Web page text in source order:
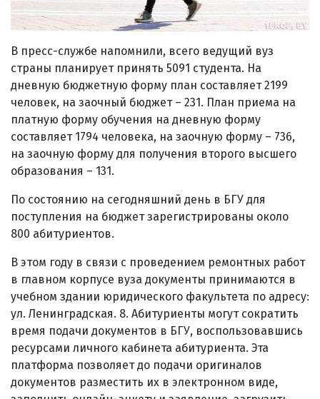
В пресс-службе напомнили, всего ведущий вуз
страны планирует принять 5091 студента. На
дневную бюджетную форму план составляет 2199
человек, на заочный бюджет – 231. План приема на
платную форму обучения на дневную форму
составляет 1794 человека, на заочную форму – 736,
на заочную форму для получения второго высшего
образования – 131.
По состоянию на сегодняшний день в БГУ для
поступления на бюджет зарегистрированы около
800 абитуриентов.
В этом году в связи с проведением ремонтных работ
в главном корпусе вуза документы принимаются в
учебном здании юридического факультета по адресу:
ул. Ленинградская. 8. Абитуриенты могут сократить
время подачи документов в БГУ, воспользовавшись
ресурсами личного кабинета абитуриента. Эта
платформа позволяет до подачи оригиналов
документов разместить их в электронном виде,